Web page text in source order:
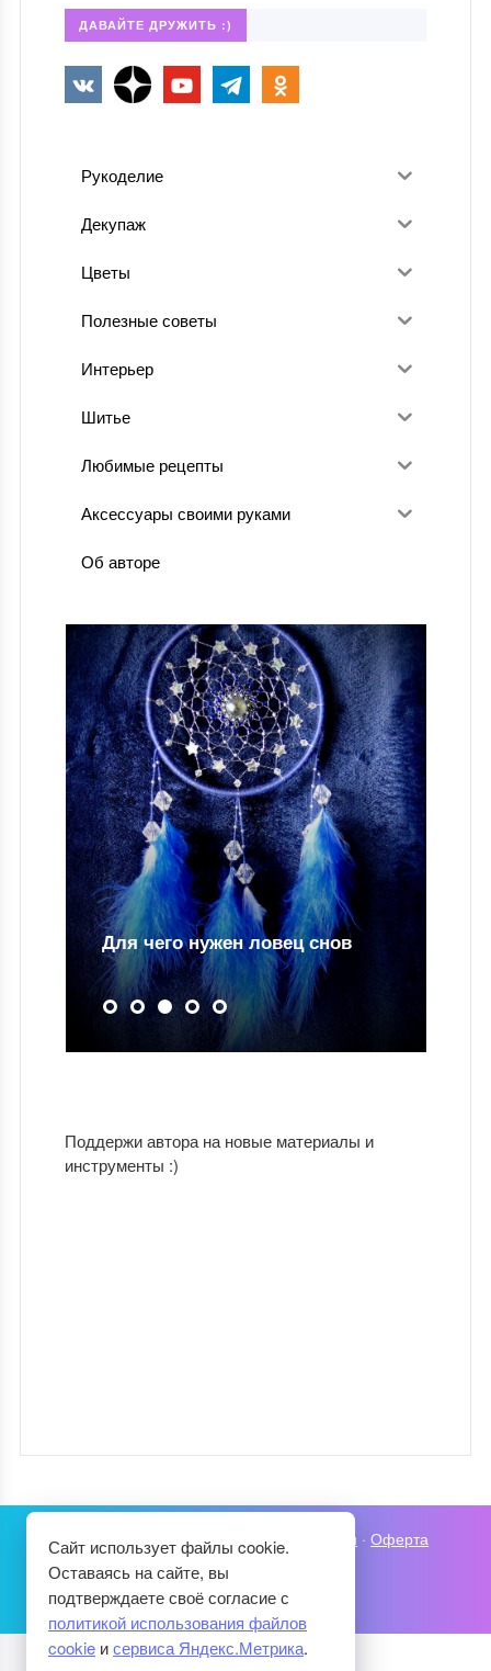
ДАВАЙТЕ ДРУЖИТЬ :)
Рукоделие
Декупаж
Цветы
Полезные советы
Интерьер
Шитье
Любимые рецепты
Аксессуары своими руками
Об авторе
Для чего нужен ловец снов
Поддержи автора на новые материалы и
инструменты :)
Карта сайта Политика конфиденциальности ·Оферта
Сайт использует файлы cookie.
Оставаясь на сайте, вы
подтверждаете своё согласие с
политикой использования файлов
cookie исервиса Яндекс.Метрика.